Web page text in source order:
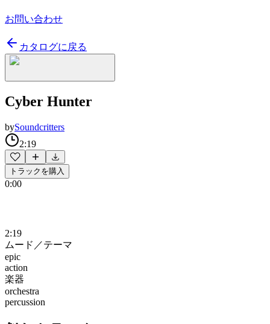
お問い合わせ
カタログに戻る
Cyber Hunter
bySoundcritters
2:19
トラックを購入
0:00
2:19
ムード／テーマ
epic
action
楽器
orchestra
percussion